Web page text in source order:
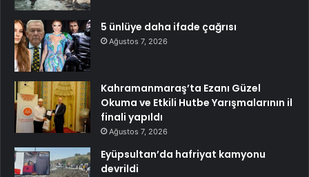
5 ünlüye daha ifade çağrısı
Ağustos 7, 2026
Kahramanmaraş’ta Ezanı Güzel
Okuma ve Etkili Hutbe Yarışmalarının il
finali yapıldı
Ağustos 7, 2026
Eyüpsultan’da hafriyat kamyonu
devrildi